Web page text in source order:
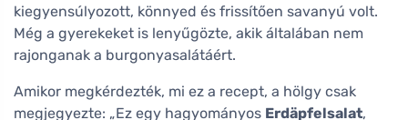
kiegyensúlyozott, könnyed és frissítően savanyú volt.
Még a gyerekeket is lenyűgözte, akik általában nem
rajonganak a burgonyasalátáért.
Amikor megkérdezték, mi ez a recept, a hölgy csak
megjegyezte: „Ez egy hagyományos Erdäpfelsalat,